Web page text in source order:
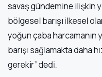
savaş gündemine ilişkin
bölgesel barışı ilkesel
yoğun çaba harcamanın
barışı sağlamakta daha
gerekir” dedi.